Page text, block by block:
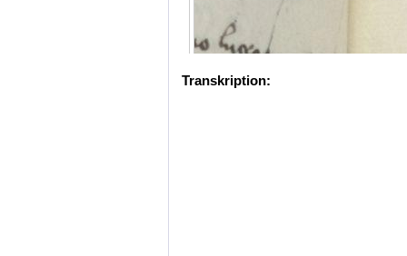
Transkription: